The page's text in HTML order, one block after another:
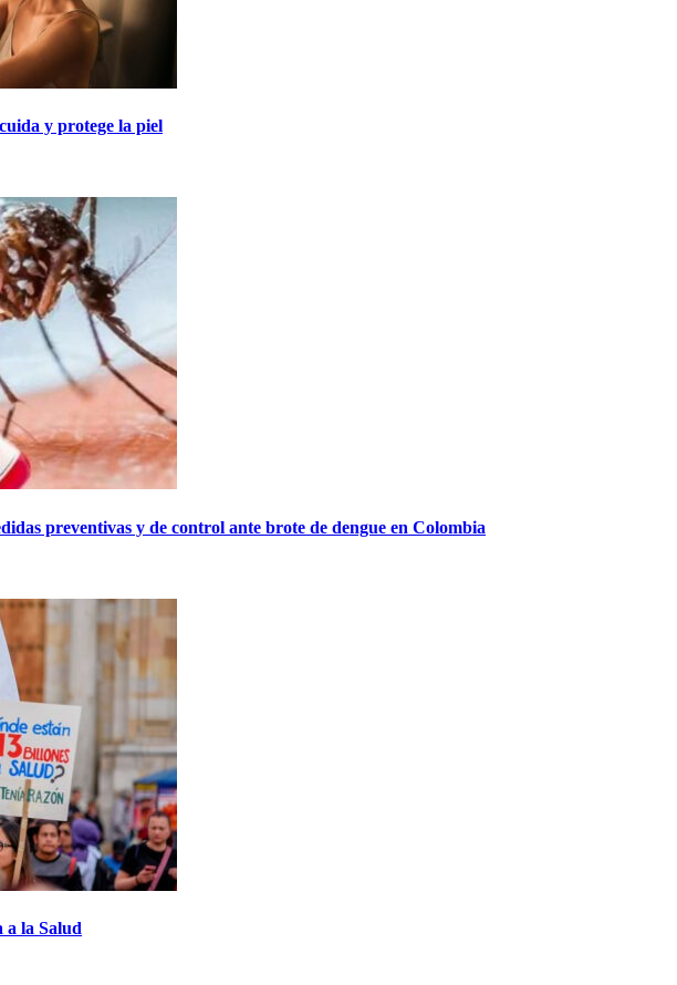
y protege la piel
preventivas y de control ante brote de dengue en Colombia
a la Salud